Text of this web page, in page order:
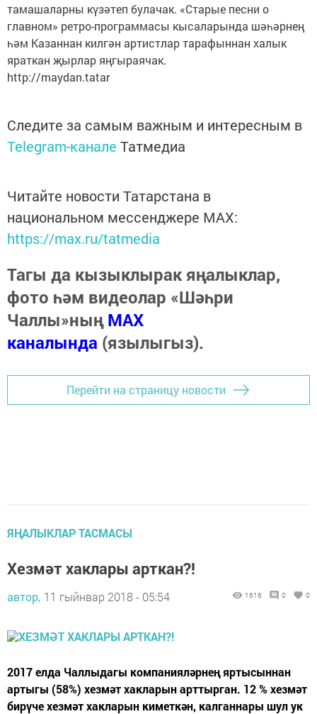
тамашаларны күзәтеп булачак. «Старые песни о
главном» ретро-программасы кысаларында шәһәрнең
һәм Казаннан килгән артистлар тарафыннан халык
яраткан җырлар яңгыраячак.
http://maydan.tatar
Следите за самым важным и интересным в
Telegram-канале Татмедиа
Читайте новости Татарстана в
национальном мессенджере MАХ:
https://max.ru/tatmedia
Тагы да кызыклырак яңалыклар,
фото һәм видеолар «Шәһри
Чаллы»ныңMAX
каналында (язылыгыз).
Перейти на страницу новости
ЯҢАЛЫКЛАР ТАСМАСЫ
Хезмәт хаклары арткан?!
автор, 11 гыйнвар 2018 - 05:54 1616 0 0
2017 елда Чаллыдагы компанияләрнең яртысыннан
артыгы (58%) хезмәт хакларын арттырган. 12 % хезмәт
бирүче хезмәт хакларын киметкән, калганнары шул ук